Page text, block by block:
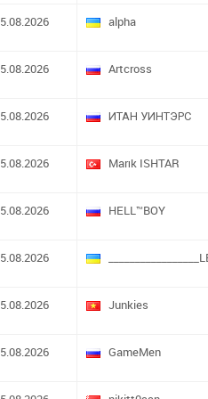
alpha
Artcross
ИТАН УИНТЭРС
Marık ISHTAR
HELL™BOY
Junkies
GameMen